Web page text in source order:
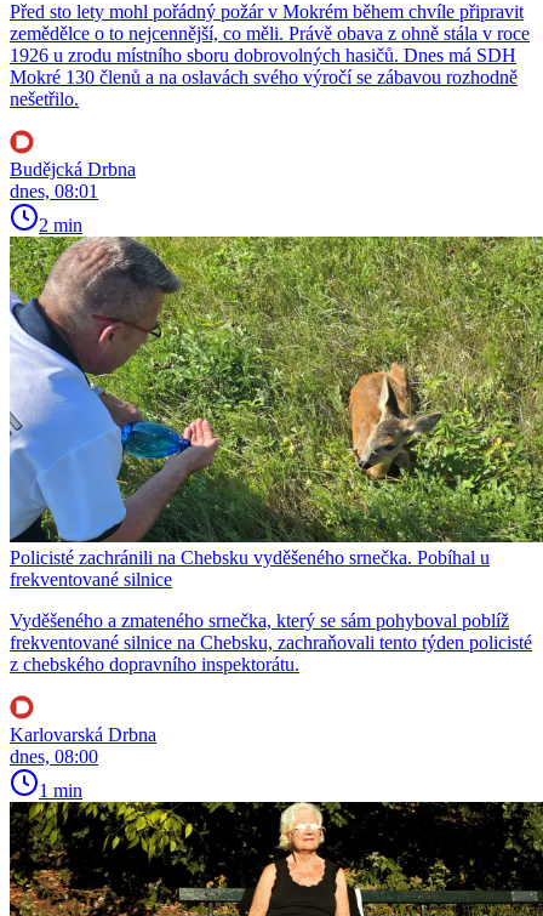
Před sto lety mohl pořádný požár v Mokrém během chvíle připravit
zemědělce o to nejcennější, co měli. Právě obava z ohně stála v roce
1926 u zrodu místního sboru dobrovolných hasičů. Dnes má SDH
Mokré 130 členů a na oslavách svého výročí se zábavou rozhodně
nešetřilo.
Budějcká Drbna
dnes, 08:01
2 min
Policisté zachránili na Chebsku vyděšeného srnečka. Pobíhal u
frekventované silnice
Vyděšeného a zmateného srnečka, který se sám pohyboval poblíž
frekventované silnice na Chebsku, zachraňovali tento týden policisté
z chebského dopravního inspektorátu.
Karlovarská Drbna
dnes, 08:00
1 min